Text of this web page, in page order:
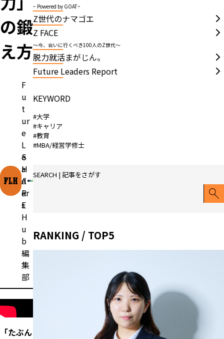
の鍛
え方
F
u
t
ur
e
L
e
a
d
er
s
H
u
b
編
集
部
S
H
A
R
E
「たぶん
~ Powered by GOAT~
Z世代のナマゴエ
Z FACE
～今、会いに行くべき100人のZ世代～
脱力就活まがじん。
Future Leaders Report
KEYWORD
#大学
#キャリア
#教育
#MBA/経営学修士
SEARCH | 記事をさがす
RANKING / TOP5